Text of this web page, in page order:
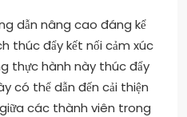
dẫn nâng cao đáng kể
thúc đẩy kết nối cảm xúc
thực hành này thúc đẩy
có thể dẫn đến cải thiện
các thành viên trong